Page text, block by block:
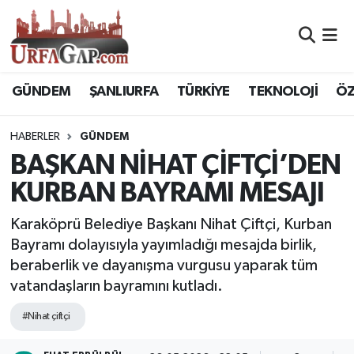
GÜNDEM ŞANLIURFA TÜRKİYE TEKNOLOJİ
HABERLER GÜNDEM
BAŞKAN NİHAT ÇİFTÇİ’DEN
KURBAN BAYRAMI MESAJI
Karaköprü Belediye Başkanı Nihat Çiftçi, Kurban
Bayramı dolayısıyla yayımladığı mesajda birlik,
beraberlik ve dayanışma vurgusu yaparak tüm
vatandaşların bayramını kutladı.
#Nihat çiftçi
Nöbetçi Eczaneler
Hava Durumu
Namaz Vakitleri
Trafik Durumu
Süper Lig Puan Durumu ve Fikstür
Tüm Manşetler